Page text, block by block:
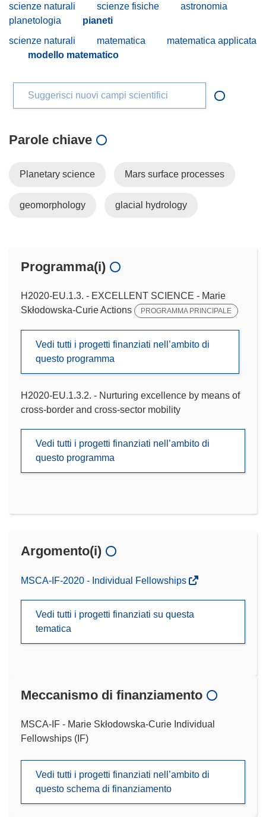
scienze naturali
scienze fisiche
astronomia
planetologia
pianeti
scienze naturali
matematica
matematica applicata
modello matematico
Suggerisci nuovi campi scientifici
Parole chiave
Planetary science Mars surface processes
geomorphology glacial hydrology
Programma(i)
H2020-EU.1.3. - EXCELLENT SCIENCE - Marie
Skłodowska-Curie Actions
PROGRAMMA PRINCIPALE
Vedi tutti i progetti finanziati nell’ambito di
questo programma
H2020-EU.1.3.2. - Nurturing excellence by means of
cross-border and cross-sector mobility
Vedi tutti i progetti finanziati nell’ambito di
questo programma
Argomento(i)
MSCA-IF-2020 - Individual Fellowships
Vedi tutti i progetti finanziati su questa
tematica
Meccanismo di finanziamento
MSCA-IF - Marie Skłodowska-Curie Individual
Fellowships (IF)
Vedi tutti i progetti finanziati nell’ambito di
questo schema di finanziamento